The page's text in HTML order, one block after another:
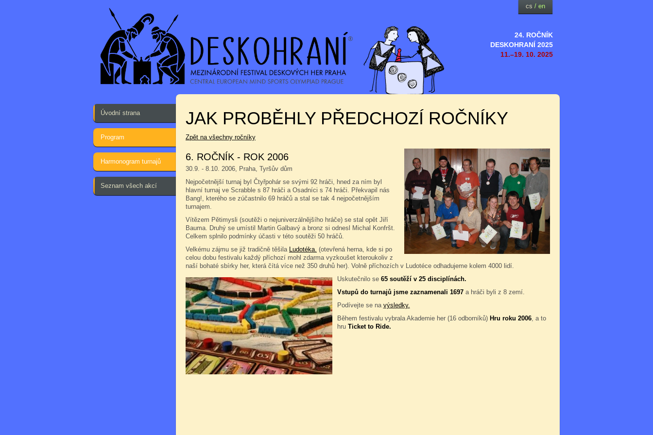
24. ROČNÍK
DESKOHRANÍ 2025
11.–19. 10. 2025
cs / en
Úvodní strana
Program
Harmonogram turnajů
Seznam všech akcí
JAK PROBĚHLY PŘEDCHOZÍ ROČNÍKY
Zpět na všechny ročníky
6. ROČNÍK - ROK 2006
30.9. - 8.10. 2006, Praha, Tyršův dům
Nejpočetnější turnaj byl Čtyřpohár se svými 92 hráči, hned za ním byl
hlavní turnaj ve Scrabble s 87 hráči a Osadníci s 74 hráči. Překvapil nás
Bang!, kterého se zúčastnilo 69 hráčů a stal se tak 4 nejpočetnějším
turnajem.
Vítězem Pětimysli (soutěži o nejuniverzálnějšího hráče) se stal opět Jiří
Bauma. Druhý se umístil Martin Galbavý a bronz si odnesl Michal Konfršt.
Celkem splnilo podmínky účasti v této soutěži 50 hráčů.
Velkému zájmu se již tradičně těšila Ludotéka. (otevřená herna, kde si po
celou dobu festivalu každý příchozí mohl zdarma vyzkoušet kteroukoliv z
naší bohaté sbírky her, která čítá více než 350 druhů her). Volně příchozích v Ludotéce odhadujeme kolem 4000 lidí.
Uskutečnilo se 65 soutěží v 25 disciplínách.
Vstupů do turnajů jsme zaznamenali 1697 a hráči byli z 8 zemí.
Podívejte se na výsledky.
Během festivalu vybrala Akademie her (16 odborníků) Hru roku 2006, a to
hru Ticket to Ride.